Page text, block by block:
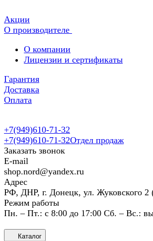
Акции
О производителе
О компании
Лицензии и сертификаты
Гарантия
Доставка
Оплата
+7(949)610-71-32
+7(949)610-71-32Отдел продаж
Заказать звонок
E-mail
shop.nord@yandex.ru
Адрес
РФ, ДНР, г. Донецк, ул. Жуковского
Режим работы
Пн. – Пт.: с 8:00 до 17:00 Сб. – Вс.:
Каталог